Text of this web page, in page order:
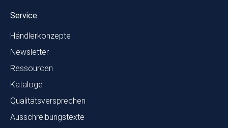
Service
Händlerkonzepte
Newsletter
Ressourcen
Kataloge
Qualitätsversprechen
Ausschreibungstexte